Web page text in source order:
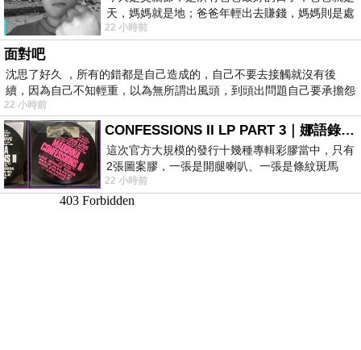
天，媽媽就是地；爸爸年輕出去賺錢，媽媽則是處
理家務，職業不分高低貴賤，只有人品才
22 小時前
面對吧
沈思了好久 ，所有的錯都是自己造成的，自己不要去接觸就沒有後
續，因為自己不知輕重，以為無所謂出風頭，到頭出問題自己要承擔怨
不
22 小時前
CONFESSIONS II LP PART 3｜娜語錄II LP PART 3
這次官方大規模的發行十幾種專輯彩膠當中，只有
2張圖案膠，一張是開腿喇叭、一張是條紋斑馬
版；目前官網上只剩澳洲商店AU STORE
22 小時前